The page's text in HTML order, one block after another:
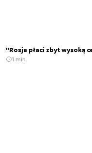
"Rosja płaci zbyt wysoką
1 min.